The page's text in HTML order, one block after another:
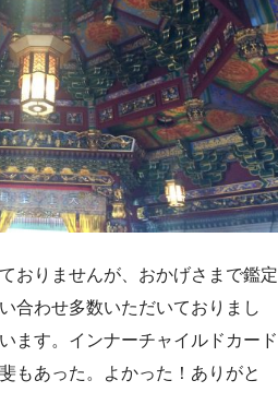
おりませんが、おかげさまで鑑定
合わせ多数いただいておりまし
ます。インナーチャイルドカード
もあった。よかった！ありがと